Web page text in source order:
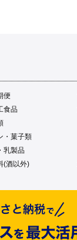
便
食品
・菓子類
乳製品
(酒以外)